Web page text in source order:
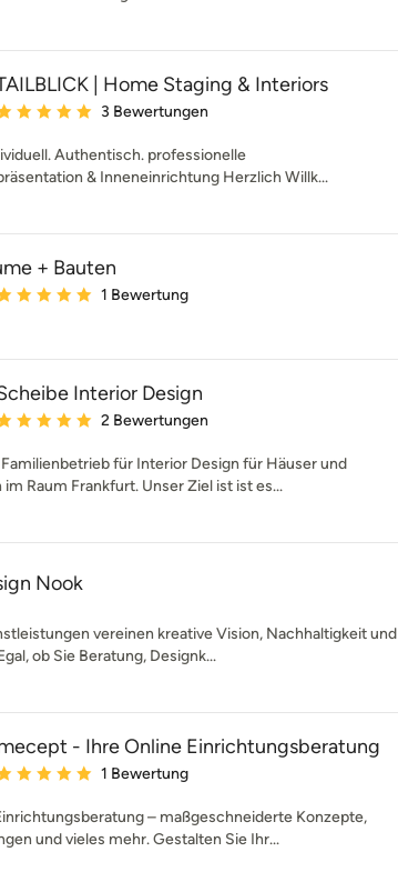
| Home Staging & Interiors
Bewertung: 5 von 5 Sternen
3 Bewertungen
Authentisch. professionelle
& Inneneinrichtung Herzlich Willk...
+ Bauten
Bewertung: 5 von 5 Sternen
1 Bewertung
Interior Design
Bewertung: 5 von 5 Sternen
2 Bewertungen
für Interior Design für Häuser und
Raum Frankfurt. Unser Ziel ist ist es...
Nook
vereinen kreative Vision, Nachhaltigkeit und
ob Sie Beratung, Designk...
- Ihre Online Einrichtungsberatung
Bewertung: 5 von 5 Sternen
1 Bewertung
– maßgeschneiderte Konzepte,
und vieles mehr. Gestalten Sie Ihr...